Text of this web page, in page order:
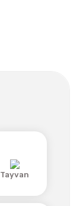
Tayvan